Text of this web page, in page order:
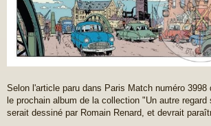
Selon l'article paru dans Paris Match numéro 3998
le prochain album de la collection "Un autre
serait dessiné par Romain Renard, et devrait